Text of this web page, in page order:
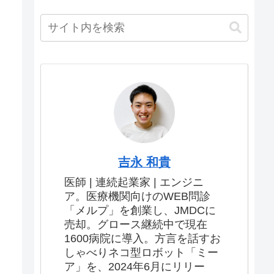
吉永 和貴
医師 | 連続起業家 | エンジニ
ア。医療機関向けのWEB問診
「メルプ」を創業し、JMDCに
売却。グロース継続中で現在
1600病院に導入。方言を話すお
しゃべりネコ型ロボット「ミー
ア」を、2024年6月にリリー